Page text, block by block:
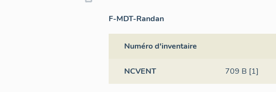
F-MDT-Randan
Numéro d'inventaire
NCVENT 709 B [1]